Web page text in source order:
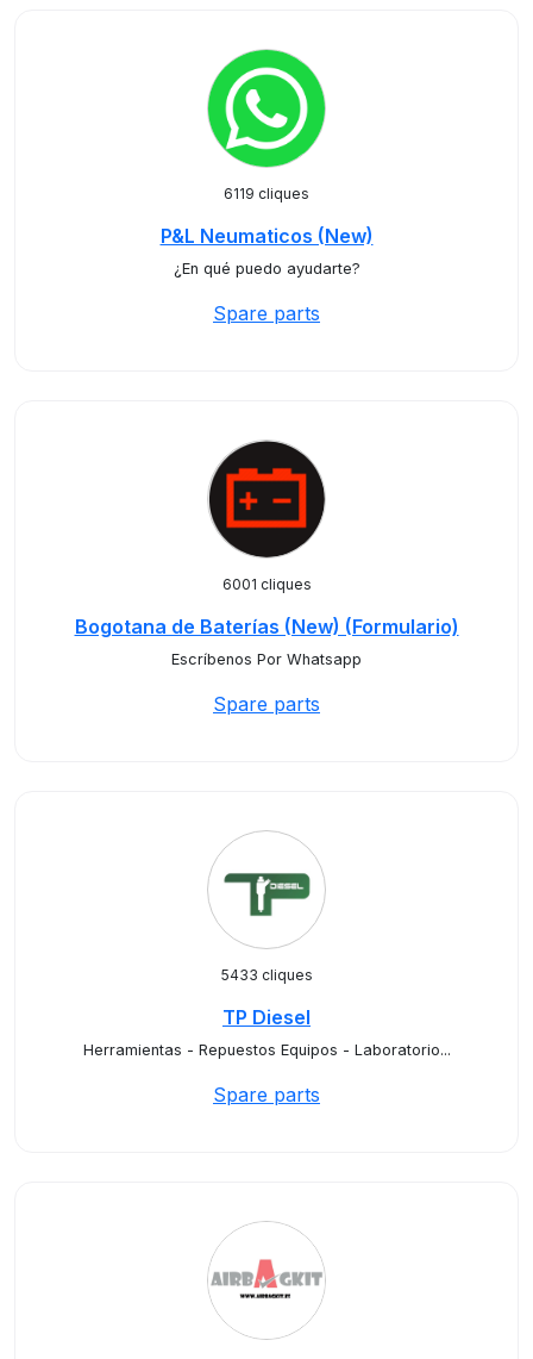
6119 cliques
P&L Neumaticos (New)
¿En qué puedo ayudarte?
Spare parts
6001 cliques
Bogotana de Baterías (New) (Formulario)
Escríbenos Por Whatsapp
Spare parts
5433 cliques
TP Diesel
Herramientas - Repuestos Equipos - Laboratorio...
Spare parts